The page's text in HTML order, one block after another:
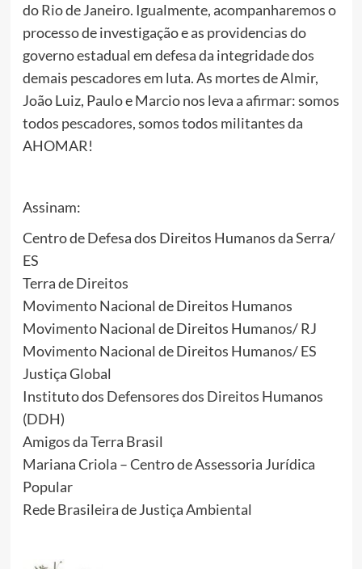
do Rio de Janeiro. Igualmente, acompanharemos o
processo de investigação e as providencias do
governo estadual em defesa da integridade dos
demais pescadores em luta. As mortes de Almir,
João Luiz, Paulo e Marcio nos leva a afirmar: somos
todos pescadores, somos todos militantes da
AHOMAR!
Assinam:
Centro de Defesa dos Direitos Humanos da Serra/
ES
Terra de Direitos
Movimento Nacional de Direitos Humanos
Movimento Nacional de Direitos Humanos/ RJ
Movimento Nacional de Direitos Humanos/ ES
Justiça Global
Instituto dos Defensores dos Direitos Humanos
(DDH)
Amigos da Terra Brasil
Mariana Criola – Centro de Assessoria Jurídica
Popular
Rede Brasileira de Justiça Ambiental